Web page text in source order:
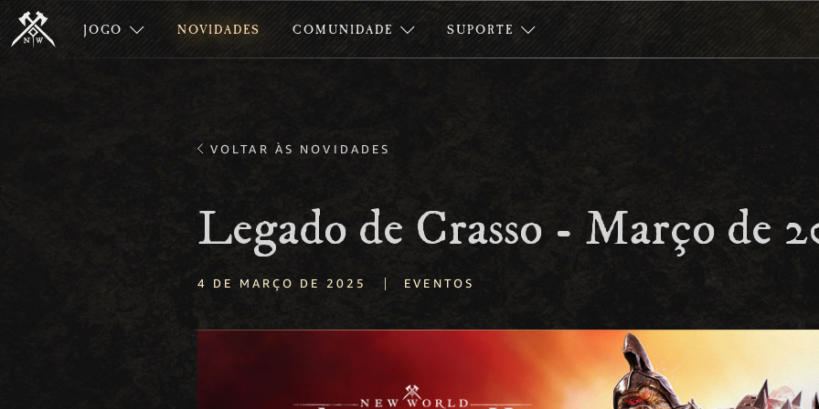
JOGO NOVIDADES COMUNIDADE SUPORTE
VOLTAR ÀS NOVIDADES
Legado de Crasso - Março de
4 DE MARÇO DE 2025 | EVENTOS